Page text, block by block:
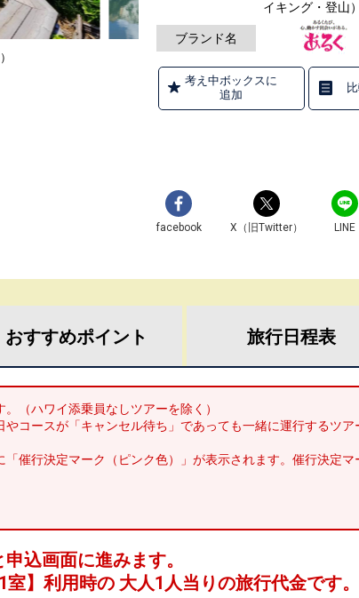
イキング・登山
ブランド名
考え中ボックスに
追加
facebook X（旧Twitter） LINE
おすすめポイント 旅行日程表
（ハワイ添乗員なしツアーを除く）
コースが「キャンセル待ち」であっても一緒に運行するツ
「催行決定マーク（ピンク色）」が表示されます。催行決定
込画面に進みます。
室】利用時の 大人1人当りの旅行代金です。